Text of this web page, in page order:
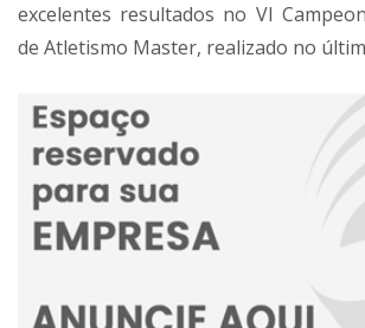
excelentes resultados no VI
de Atletismo Master, realizado no